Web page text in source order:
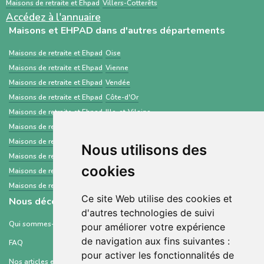
Nous utilisons des
cookies
Ce site Web utilise des cookies et
d'autres technologies de suivi
pour améliorer votre expérience
de navigation aux fins suivantes :
pour activer les fonctionnalités de
Maisons de retraite et Ehpad Villers-Cotterêts
Accédez à l'annuaire
Maisons et EHPAD dans d'autres départements
Maisons de retraite et Ehpad Oise
Maisons de retraite et Ehpad Vienne
Maisons de retraite et Ehpad Vendée
Maisons de retraite et Ehpad Côte-d'Or
Maisons de retraite et Ehpad Ille-et-Vilaine
Maisons de retraite et Ehpad
Maisons de retraite et Ehpad
Maisons de retraite et Ehpad Haute-Savoie
Maisons de retraite et Ehpad Cher
Maisons de retraite et Ehpad
Nous découvrir
Qui sommes-nous ?
FAQ
Nos articles et ressources